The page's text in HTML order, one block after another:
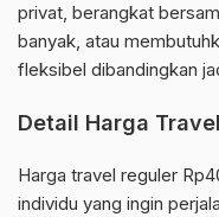
privat, berangkat
banyak, atau
fleksibel dibandingkan
Detail Harga
Harga travel reguler
individu yang ingin